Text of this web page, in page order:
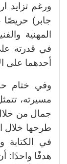
ورغم تزايد
جابر) حريصًا
المهنية
في قدرته
أحدهما على
وفي ختام
مسيرته،
جمال من
طرحها خلال
في الكتابة
هدفًا واحدًا: